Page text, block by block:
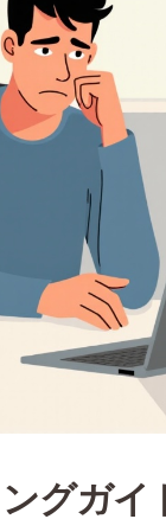
グガ